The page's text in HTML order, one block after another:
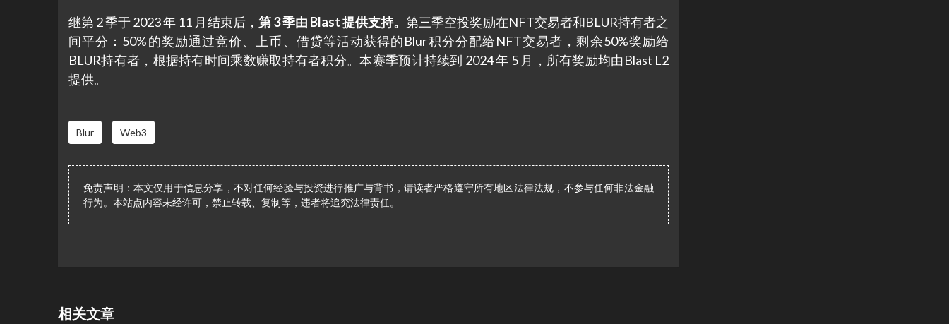
继第 2 季于 2023 年 11 月结束后， 第 3 季由 Blast 提供支持。第三季空投奖励在NFT交易者和BLUR持有者之
间平分：50%的奖励通过竞价、上币、借贷等活动获得的Blur积分分配给NFT交易者，剩余50%奖励给
BLUR持有者，根据持有时间乘数赚取持有者积分。本赛季预计持续到 2024 年 5 月，所有奖励均由Blast L2
提供​​。
Blur Web3
免责声明：本文仅用于信息分享，不对任何经验与投资进行推广与背书，请读者严格遵守所有地区法律法规，不参与任何非法金融
行为。本站点内容未经许可，禁止转载、复制等，违者将追究法律责任。
相关文章